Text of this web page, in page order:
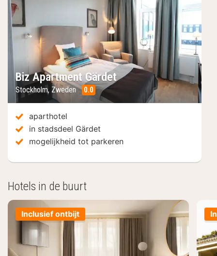
Biz Apartment Gärdet
Stockholm, Zweden 0.0
/10
aparthotel
in stadsdeel Gärdet
mogelijkheid tot parkeren
Hotels in de buurt
Inclusief ontbijt